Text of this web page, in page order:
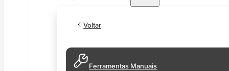
Voltar
Ferramentas Manuais